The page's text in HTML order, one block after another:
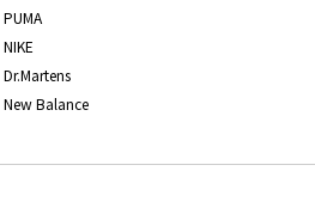
PUMA
NIKE
Dr.Martens
New Balance